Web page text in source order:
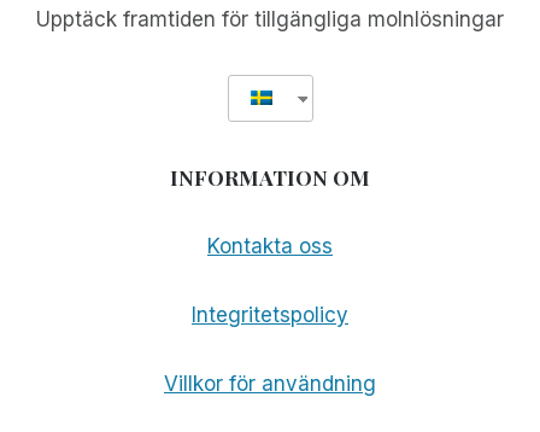
Upptäck framtiden för tillgängliga molnlösningar
INFORMATION OM
Kontakta oss
Integritetspolicy
Villkor för användning